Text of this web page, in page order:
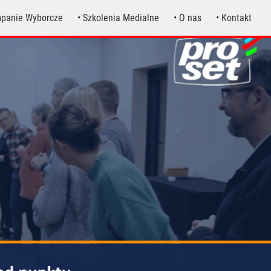
Wyborcze • Szkolenia Medialne • O nas • Kontakt